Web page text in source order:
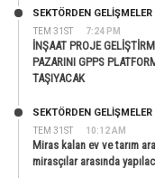
TEM 31ST 7:24 PM
SEKTÖRDEN GELIŞMELER
İNŞAAT PROJE
PAZARINI GPPS
TAŞIYACAK
TEM 31ST 10:12 AM
SEKTÖRDEN GELIŞMELER
Miras kalan ev ve tarım
mirasçılar arasında